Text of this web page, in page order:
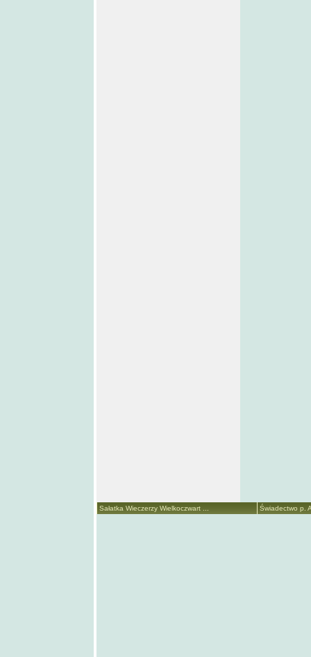
Sałatka Wieczerzy Wielkoczwart ... Świadectwo p.